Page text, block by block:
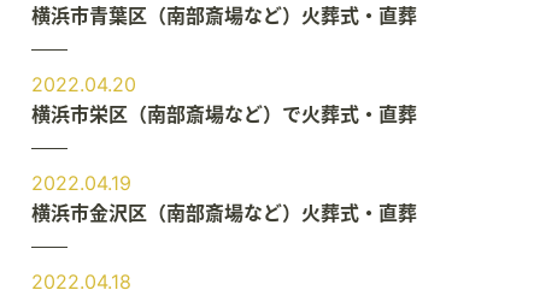
横浜市青葉区（南部斎場など）火葬式・直葬
2022.04.20
横浜市栄区（南部斎場など）で火葬式・直葬
2022.04.19
横浜市金沢区（南部斎場など）火葬式・直葬
2022.04.18